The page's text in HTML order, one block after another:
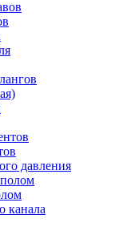
давления
канала